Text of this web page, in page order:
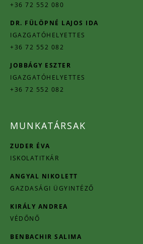
+36 72 552 080
DR. FÜLÖPNÉ LAJOS IDA
IGAZGATÓHELYETTES
+36 72 552 082
JOBBÁGY ESZTER
IGAZGATÓHELYETTES
+36 72 552 082
MUNKATÁRSAK
ZUDER ÉVA
ISKOLATITKÁR
ANGYAL NIKOLETT
GAZDASÁGI ÜGYINTÉZŐ
KIRÁLY ANDREA
VÉDŐNŐ
BENBACHIR SALIMA